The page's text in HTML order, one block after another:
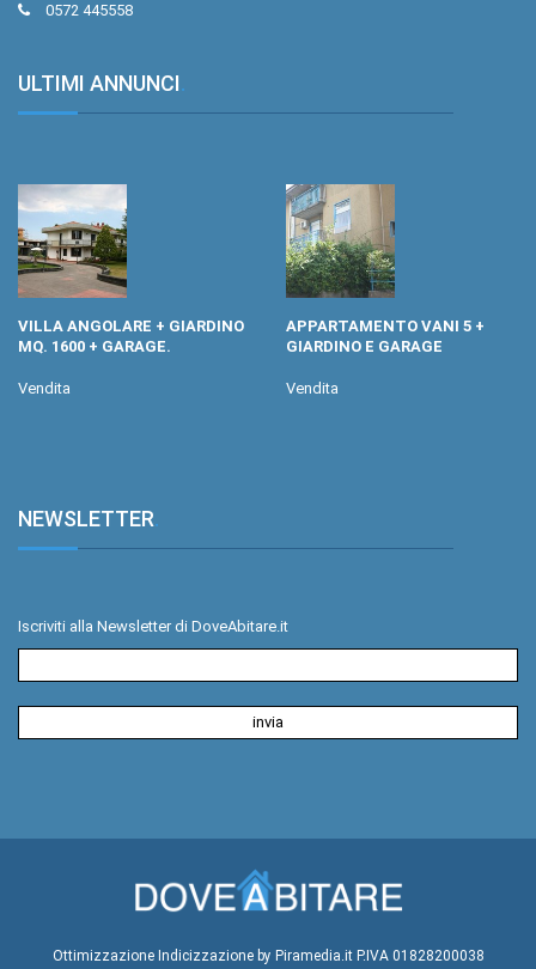
0572 445558
ULTIMI ANNUNCI.
VILLA ANGOLARE + GIARDINO
MQ. 1600 + GARAGE.
Vendita
APPARTAMENTO VANI 5 +
GIARDINO E GARAGE
Vendita
NEWSLETTER.
Iscriviti alla Newsletter di DoveAbitare.it
Ottimizzazione Indicizzazione by Piramedia.itP.IVA 01828200038